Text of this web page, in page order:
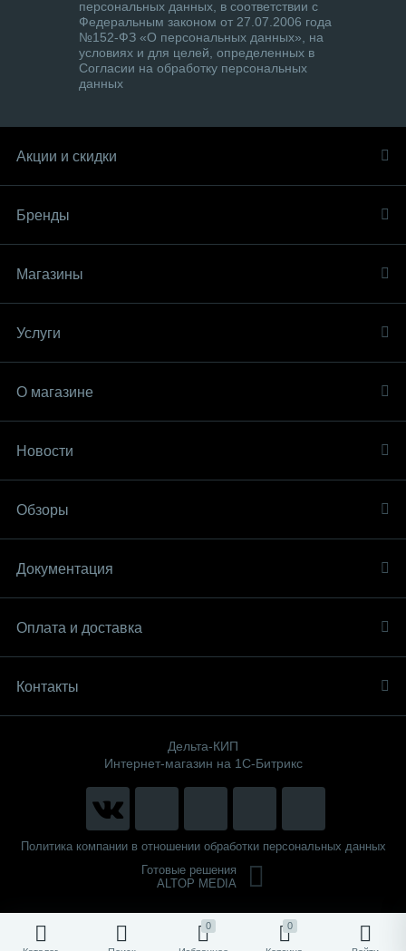
0 0
персональных данных, в соответствии с
Федеральным законом от 27.07.2006 года
№152-ФЗ «О персональных данных», на
условиях и для целей, определенных в
Согласии на обработку персональных
данных
Акции и скидки
Бренды
Магазины
Услуги
О магазине
Новости
Обзоры
Документация
Оплата и доставка
Контакты
Дельта-КИП
Интернет-магазин на 1С-Битрикс
Политика компании в отношении обработки персональных данных
Готовые решения
ALTOP MEDIA